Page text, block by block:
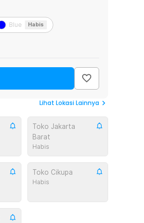
Blue Habis
Lihat Lokasi Lainnya
Toko Jakarta
Barat
Habis
Toko Cikupa
Habis